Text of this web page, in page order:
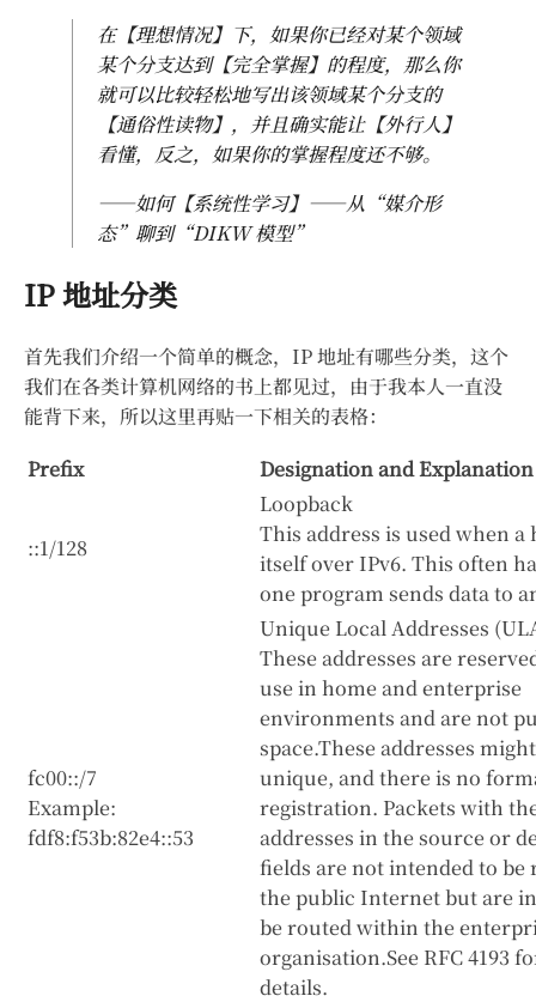
在【理想情况】下，如果你已经对某个领域
某个分支达到【完全掌握】的程度，那么你
就可以比较轻松地写出该领域某个分支的
【通俗性读物】，并且确实能让【外行人】
看懂，反之，如果你的掌握程度还不够。
——如何【系统性学习】——从“媒介形
态”聊到“DIKW 模型”
IP 地址分类
首先我们介绍一个简单的概念，IP 地址有哪些分类，这个
我们在各类计算机网络的书上都见过，由于我本人一直没
能背下来，所以这里再贴一下相关的表格：
Prefix
Designation and Explanation
::1/128
Loopback
This address is used when a
itself over IPv6. This often
one program sends data to
fc00::/7
Example:
fdf8:f53b:82e4::53
Unique Local Addresses
These addresses are
use in home and enterprise
environments and are not
space.These addresses
unique, and there is no
registration. Packets with
addresses in the source or
fields are not intended to be
the public Internet but are
be routed within the
organisation.See RFC 4193
details.